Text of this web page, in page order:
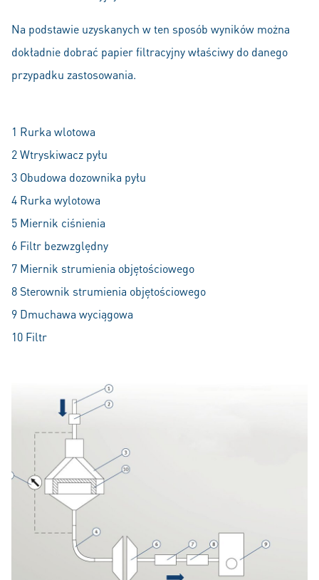
Na podstawie uzyskanych w ten sposób wyników można
dokładnie dobrać papier filtracyjny właściwy do danego
przypadku zastosowania.
1 Rurka wlotowa
2 Wtryskiwacz pyłu
3 Obudowa dozownika pyłu
4 Rurka wylotowa
5 Miernik ciśnienia
6 Filtr bezwzględny
7 Miernik strumienia objętościowego
8 Sterownik strumienia objętościowego
9 Dmuchawa wyciągowa
10 Filtr